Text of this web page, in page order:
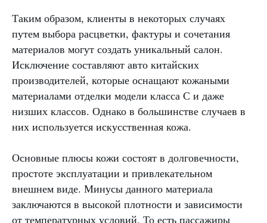
Таким образом, клиенты в некоторых случаях
путем выбора расцветки, фактуры и сочетания
материалов могут создать уникальный салон.
Исключение составляют авто китайских
производителей, которые оснащают кожаными
материалами отделки модели класса С и даже
низших классов. Однако в большинстве случаев в
них используется искусственная кожа.
Основные плюсы кожи состоят в долговечности,
простоте эксплуатации и привлекательном
внешнем виде. Минусы данного материала
заключаются в высокой плотности и зависимости
от температурных условий. То есть пассажиры